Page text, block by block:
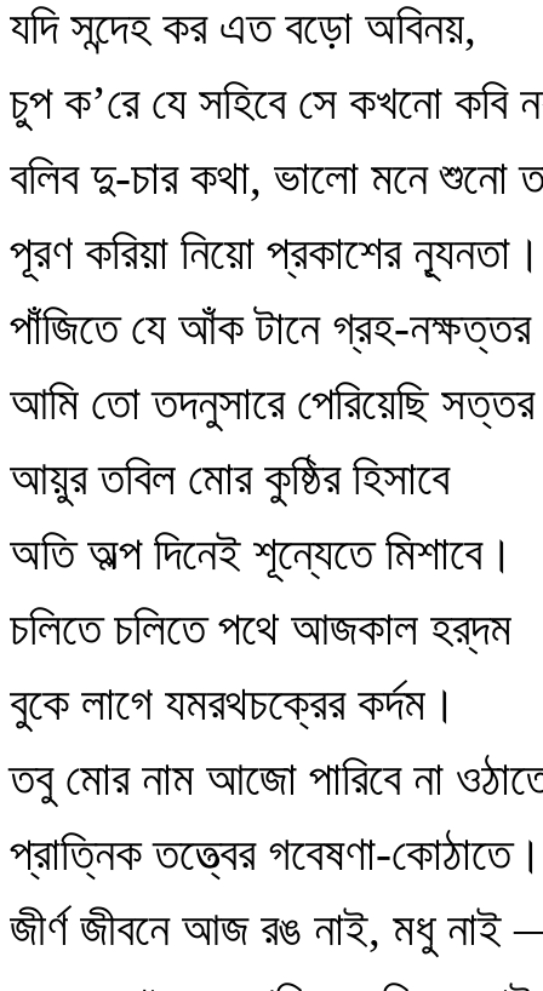
যদি সন্দেহ কর এত বড়ো অবিনয়,
চুপ ক’রে যে সহিবে সে কখনো কবি
বলিব দু-চার কথা, ভালো মনে শুনো
পূরণ করিয়া নিয়ো প্রকাশের ন্যূনতা।
পাঁজিতে যে আঁক টানে গ্রহ-নক্ষত্তর
আমি তো তদনুসারে পেরিয়েছি
আয়ুর তবিল মোর কুষ্ঠির হিসাবে
অতি অল্প দিনেই শূন্যেতে মিশাবে।
চলিতে চলিতে পথে আজকাল হর্‌দম
বুকে লাগে যমরথচক্রের কর্দম।
তবু মোর নাম আজো পারিবে না
প্রাত্নিক তত্ত্বের গবেষণা-কোঠাতে।
জীর্ণ জীবনে আজ রঙ নাই, মধু নাই